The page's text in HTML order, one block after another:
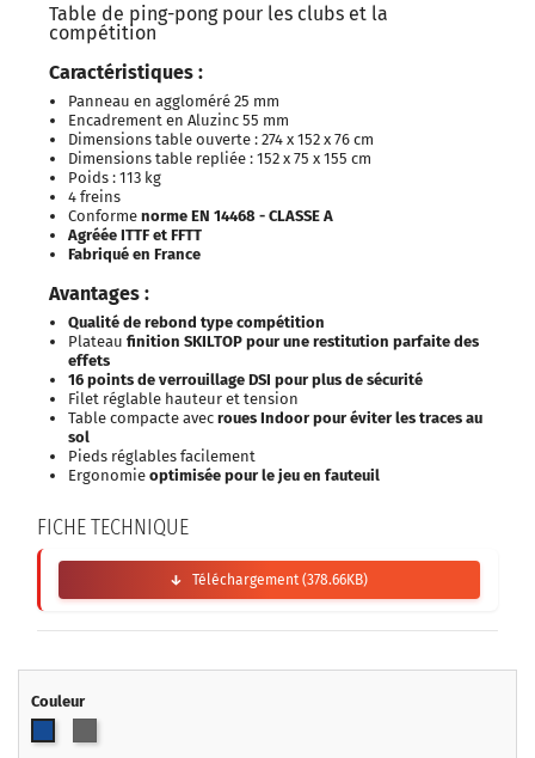
Table de ping-pong pour les clubs et la
compétition
Caractéristiques :
Panneau en aggloméré 25 mm
Encadrement en Aluzinc 55 mm
Dimensions table ouverte : 274 x 152 x 76 cm
Dimensions table repliée : 152 x 75 x 155 cm
Poids : 113 kg
4 freins
Conforme norme EN 14468 - CLASSE A
Agréée ITTF et FFTT
Fabriqué en France
Avantages :
Qualité de rebond type compétition
Plateau finition SKILTOP pour une restitution parfaite des
effets
16 points de verrouillage DSI pour plus de sécurité
Filet réglable hauteur et tension
Table compacte avec roues Indoor pour éviter les traces au
sol
Pieds réglables facilement
Ergonomie optimisée pour le jeu en fauteuil
FICHE TECHNIQUE
Téléchargement (378.66KB)
Couleur